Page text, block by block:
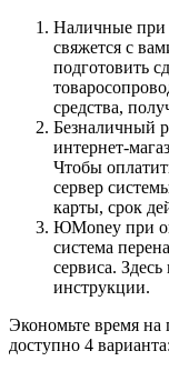
Наличные при
свяжется с
подготовить
средства,
Безналичный
интернет-
Чтобы
сервер
карты, срок
ЮMoney при
система
сервиса.
инструкции.
Экономьте время на
доступно 4 варианта: